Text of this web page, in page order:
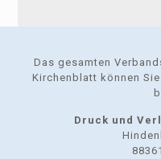
Das gesamten
Kirchenblatt können
Druck und